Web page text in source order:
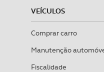
VEÍCULOS
Comprar carro
Manutenção
Fiscalidade